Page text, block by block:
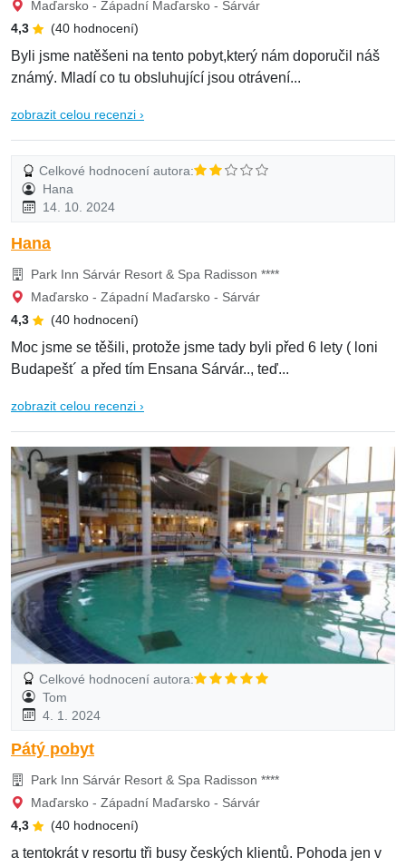
Maďarsko - Západní Maďarsko - Sárvár
4,3
(40 hodnocení)
Byli jsme natěšeni na tento pobyt,který nám doporučil náš
známý. Mladí co tu obsluhující jsou otrávení...
zobrazit celou recenzi ›
Celkové hodnocení autora:
Hana
14. 10. 2024
Hana
Park Inn Sárvár Resort & Spa Radisson ****
Maďarsko - Západní Maďarsko - Sárvár
4,3
(40 hodnocení)
Moc jsme se těšili, protože jsme tady byli před 6 lety ( loni
Budapešt´ a před tím Ensana Sárvár.., teď...
zobrazit celou recenzi ›
Celkové hodnocení autora:
Tom
4. 1. 2024
Pátý pobyt
Park Inn Sárvár Resort & Spa Radisson ****
Maďarsko - Západní Maďarsko - Sárvár
4,3
(40 hodnocení)
a tentokrát v resortu tři busy českých klientů. Pohoda jen v